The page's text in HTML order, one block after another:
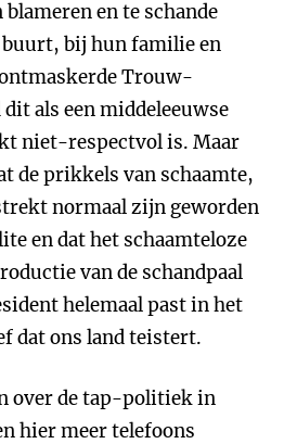
en te schande
bij hun familie en
Trouw-
als een middeleeuwse
niet-respectvol is. Maar
de prikkels van schaamte,
normaal zijn geworden
en dat het schaamteloze
van de schandpaal
helemaal past in het
dat ons land teistert.
over de tap-politiek in
hier meer telefoons